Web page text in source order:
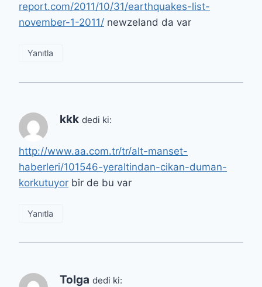
report.com/2011/10/31/earthquakes-list-
november-1-2011/ newzeland da var
Yanıtla
kkk dedi ki:
http://www.aa.com.tr/tr/alt-manset-
haberleri/101546-yeraltindan-cikan-duman-
korkutuyor bir de bu var
Yanıtla
Tolga dedi ki: